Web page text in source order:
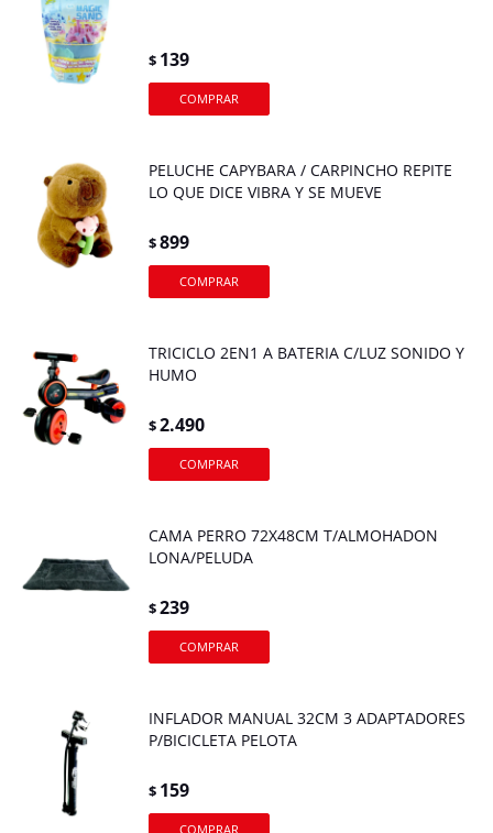
$ 139
PELUCHE CAPYBARA / CARPINCHO REPITE
LO QUE DICE VIBRA Y SE MUEVE
$899
TRICICLO 2EN1 A BATERIA C/LUZ SONIDO Y
HUMO
$2.490
CAMA PERRO 72X48CM T/ALMOHADON
LONA/PELUDA
$239
INFLADOR MANUAL 32CM 3 ADAPTADORES
P/BICICLETA PELOTA
$ 159